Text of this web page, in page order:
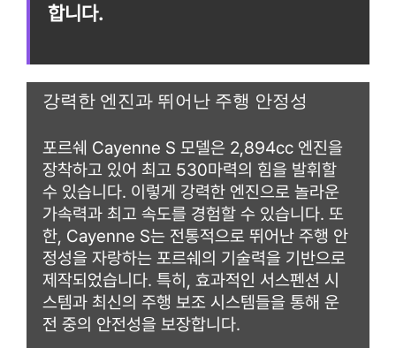
합니다.
강력한 엔진과 뛰어난 주행 안정성
포르쉐 Cayenne S 모델은 2,894cc 엔진을
장착하고 있어 최고 530마력의 힘을 발휘할
수 있습니다. 이렇게 강력한 엔진으로 놀라운
가속력과 최고 속도를 경험할 수 있습니다. 또
한, Cayenne S는 전통적으로 뛰어난 주행 안
정성을 자랑하는 포르쉐의 기술력을 기반으로
제작되었습니다. 특히, 효과적인 서스펜션 시
스템과 최신의 주행 보조 시스템들을 통해 운
전 중의 안전성을 보장합니다.